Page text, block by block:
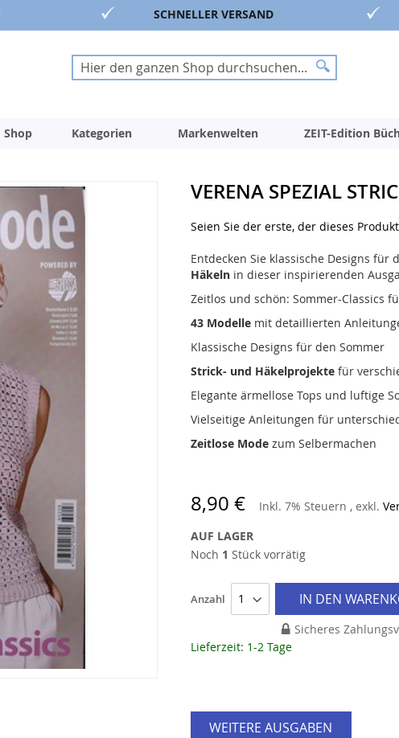
SCHNELLER VERSAND
Suche
Suche
Shop Kategorien Markenwelten ZEIT-Edition
VERENA SPEZIAL
Seien Sie der erste, der dieses
Entdecken Sie klassische Designs für
Häkelnin dieser inspirierenden
Zeitlos und schön: Sommer-Classics
43 Modellemit detaillierten
Klassische Designs für den Sommer
Strick- und Häkelprojektefür
Elegante ärmellose Tops und luftige
Vielseitige Anleitungen für
Zeitlose Modezum Selbermachen
8,90 € Inkl. 7% Steuern , exkl.
AUF LAGER
Noch 1 Stück vorrätig
Anzahl IN DEN
Sicheres
Lieferzeit: 1-2 Tage
WEITERE AUSGABEN